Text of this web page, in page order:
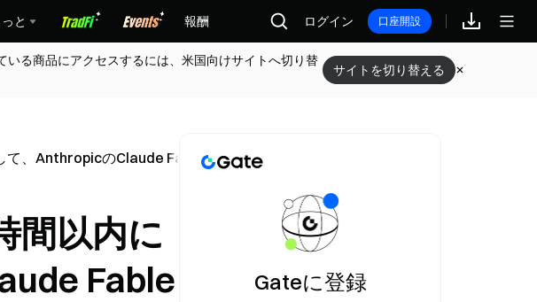
と 報酬 ログイン 口座開設
る商品にアクセスするには、米国向けサイトへ切り替
サイトを切り替える
、AnthropicのClaude Fable 5としてGLM-5.2を公開
間以内に
Fable
Gateに登録